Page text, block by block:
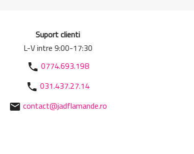
Suport clienti
L-V intre 9:00-17:30
phone 0774.693.198
phone 031.437.27.14
mail contact@jadflamande.ro